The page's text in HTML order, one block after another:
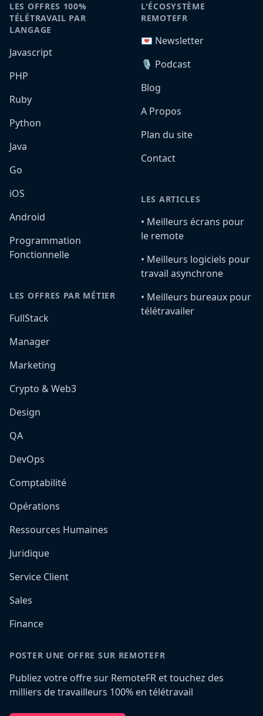
LES OFFRES 100%
TÉLÉTRAVAIL PAR
LANGAGE
Javascript
PHP
Ruby
Python
Java
Go
iOS
Android
Programmation
Fonctionnelle
LES OFFRES PAR MÉTIER
FullStack
Manager
Marketing
Crypto & Web3
Design
QA
DevOps
Comptabilité
Opérations
Ressources Humaines
Juridique
Service Client
Sales
Finance
L'ÉCOSYSTÈME
REMOTEFR
💌 Newsletter
🎙️ Podcast
Blog
A Propos
Plan du site
Contact
LES ARTICLES
•️ Meilleurs écrans pour
le remote
•️ Meilleurs logiciels pour
travail asynchrone
•️ Meilleurs bureaux pour
télétravailer
POSTER UNE OFFRE SUR REMOTEFR
Publiez votre offre sur RemoteFR et touchez des
milliers de travailleurs 100% en télétravail